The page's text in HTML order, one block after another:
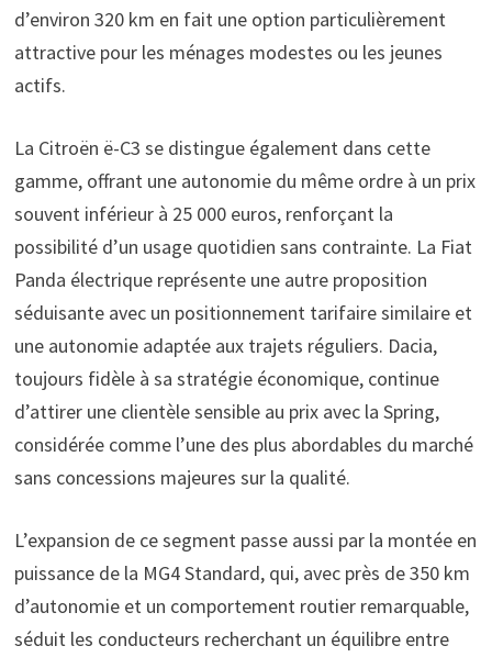
d’environ 320 km en fait une option particulièrement
attractive pour les ménages modestes ou les jeunes
actifs.
La Citroën ë-C3 se distingue également dans cette
gamme, offrant une autonomie du même ordre à un prix
souvent inférieur à 25 000 euros, renforçant la
possibilité d’un usage quotidien sans contrainte. La Fiat
Panda électrique représente une autre proposition
séduisante avec un positionnement tarifaire similaire et
une autonomie adaptée aux trajets réguliers. Dacia,
toujours fidèle à sa stratégie économique, continue
d’attirer une clientèle sensible au prix avec la Spring,
considérée comme l’une des plus abordables du marché
sans concessions majeures sur la qualité.
L’expansion de ce segment passe aussi par la montée en
puissance de la MG4 Standard, qui, avec près de 350 km
d’autonomie et un comportement routier remarquable,
séduit les conducteurs recherchant un équilibre entre